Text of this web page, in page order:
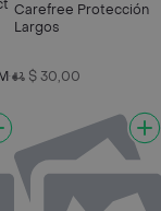
Carefree Protección
Largos
• $ 30,00